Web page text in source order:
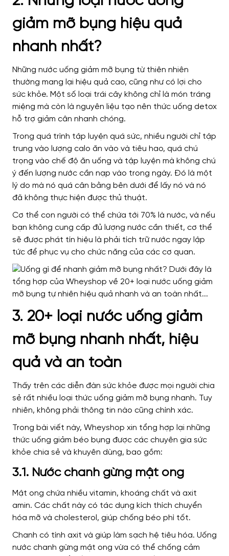
giảm mỡ bụng hiệu quả
nhanh nhất?
Những nước uống giảm mỡ bụng từ thiên nhiên
thường mang lại hiệu quả cao, cũng như có lợi cho
sức khỏe. Một số loại trái cây không chỉ là món tráng
miệng mà còn là nguyên liệu tạo nên thức uống detox
hỗ trợ giảm cân nhanh chóng.
Trong quá trình tập luyện quá sức, nhiều người chỉ tập
trung vào lượng calo ăn vào và tiêu hao, quá chú
trọng vào chế độ ăn uống và tập luyện mà không chú
ý đến lượng nước cần nạp vào trong ngày. Đó là một
lý do mà nó quá cân bằng bên dưới để lấy nó và nó
đã không thực hiện được thủ thuật.
Cơ thể con người có thể chứa tới 70% là nước, và nếu
bạn không cung cấp đủ lượng nước cần thiết, cơ thể
sẽ được phát tín hiệu là phải tích trữ nước ngay lập
tức để phục vụ cho chức năng của các cơ quan.
3. 20+ loại nước uống giảm
mỡ bụng nhanh nhất, hiệu
quả và an toàn
Thấy trên các diễn đàn sức khỏe được mọi người chia
sẻ rất nhiều loại thức uống giảm mỡ bụng nhanh. Tuy
nhiên, không phải thông tin nào cũng chính xác.
Trong bài viết này, Wheyshop xin tổng hợp lại những
thức uống giảm béo bụng được các chuyên gia sức
khỏe chia sẻ và khuyên dùng, bao gồm:
3.1. Nước chanh gừng mật ong
Mật ong chứa nhiều vitamin, khoáng chất và axit
amin. Các chất này có tác dụng kích thích chuyển
hóa mỡ và cholesterol, giúp chống béo phì tốt.
Chanh có tính axit và giúp làm sạch hệ tiêu hóa. Uống
nước chanh gừng mật ong vừa có thể chống cảm